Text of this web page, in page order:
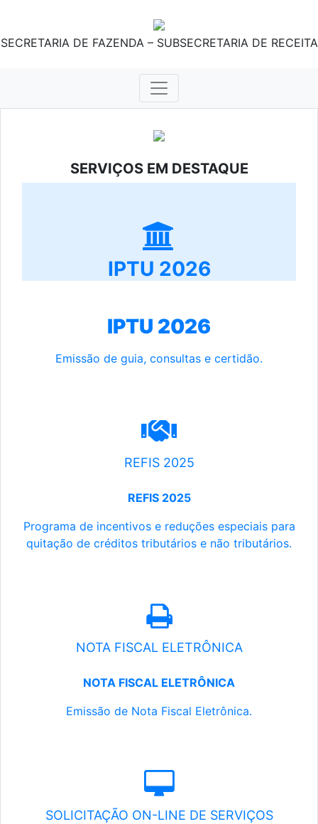
SECRETARIA DE FAZENDA – SUBSECRETARIA DE RECEITA
SERVIÇOS EM DESTAQUE
IPTU 2026
IPTU 2026
Emissão de guia, consultas e certidão.
REFIS 2025
REFIS 2025
Programa de incentivos e reduções especiais para
quitação de créditos tributários e não tributários.
NOTA FISCAL ELETRÔNICA
NOTA FISCAL ELETRÔNICA
Emissão de Nota Fiscal Eletrônica.
SOLICITAÇÃO ON-LINE DE SERVIÇOS